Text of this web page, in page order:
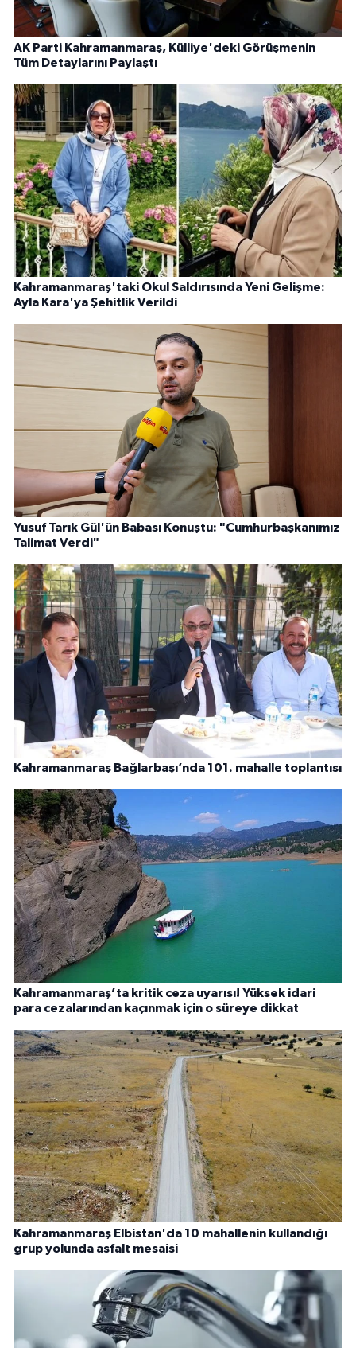
AK Parti Kahramanmaraş, Külliye'deki Görüşmenin
Tüm Detaylarını Paylaştı
Kahramanmaraş'taki Okul Saldırısında Yeni Gelişme:
Ayla Kara'ya Şehitlik Verildi
Yusuf Tarık Gül'ün Babası Konuştu: "Cumhurbaşkanımız
Talimat Verdi"
Kahramanmaraş Bağlarbaşı’nda 101. mahalle toplantısı
Kahramanmaraş’ta kritik ceza uyarısı! Yüksek idari
para cezalarından kaçınmak için o süreye dikkat
Kahramanmaraş Elbistan'da 10 mahallenin kullandığı
grup yolunda asfalt mesaisi